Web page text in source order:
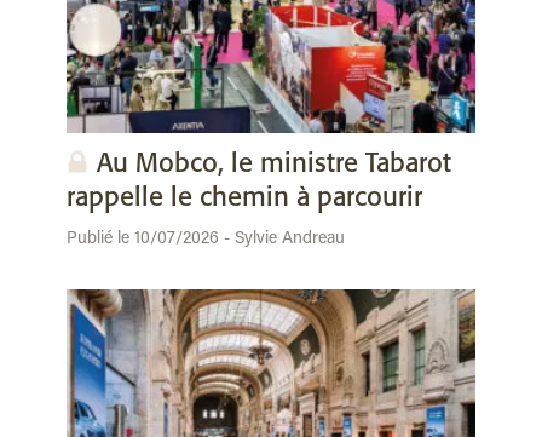
Au Mobco, le ministre Tabarot
rappelle le chemin à parcourir
Publié le 10/07/2026 - Sylvie Andreau